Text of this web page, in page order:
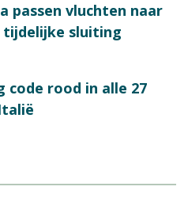
passen vluchten naar
tijdelijke sluiting
code rood in alle 27